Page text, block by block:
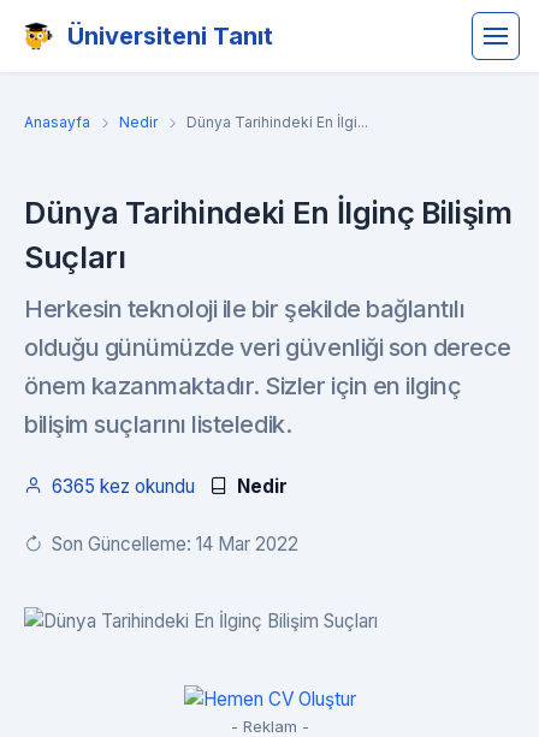
Üniversiteni Tanıt
Anasayfa Nedir Dünya Tarihindeki En İlgi...
Dünya Tarihindeki En İlginç Bilişim
Suçları
Herkesin teknoloji ile bir şekilde bağlantılı
olduğu günümüzde veri güvenliği son derece
önem kazanmaktadır. Sizler için en ilginç
bilişim suçlarını listeledik.
6365 kez okundu Nedir
Son Güncelleme: 14 Mar 2022
- Reklam -